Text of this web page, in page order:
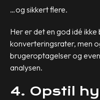
…og sikkert flere.
Her er det en god idé
konverteringsrater, men
brugeroptagelser og
analysen.
4. Opstil